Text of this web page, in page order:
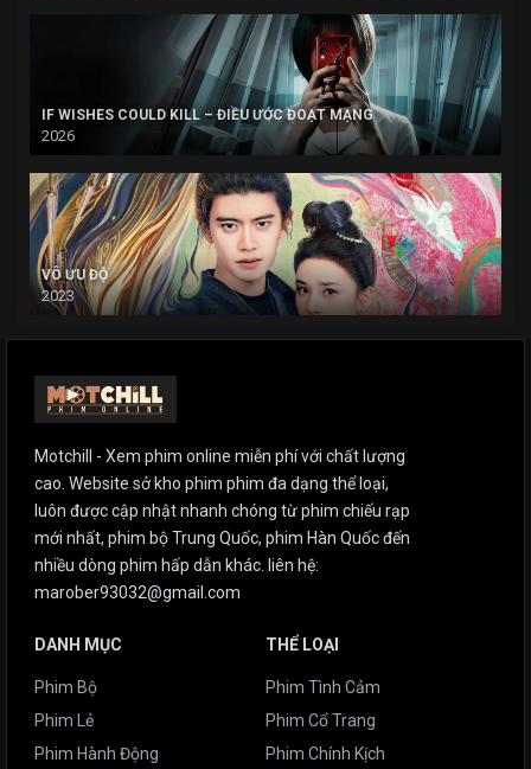
IF WISHES COULD KILL – ĐIỀU ƯỚC ĐOẠT MẠNG
2026
VÔ ƯU ĐỘ
2023
Motchill - Xem phim online miễn phí với chất lượng
cao. Website sở kho phim phim đa dạng thể loại,
luôn được cập nhật nhanh chóng từ phim chiếu rạp
mới nhất, phim bộ Trung Quốc, phim Hàn Quốc đến
nhiều dòng phim hấp dẫn khác. liên hệ:
marober93032@gmail.com
DANH MỤC
Phim Bộ
Phim Lẻ
Phim Hành Động
THỂ LOẠI
Phim Tình Cảm
Phim Cổ Trang
Phim Chính Kịch